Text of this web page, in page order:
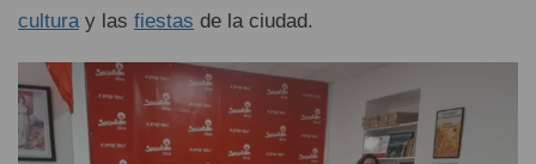
culturay las fiestas de la ciudad.